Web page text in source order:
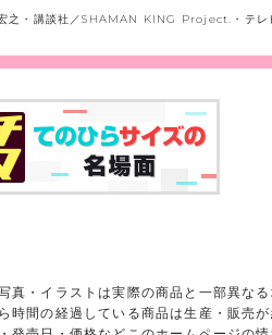
之・講談社／SHAMAN KING Project.・テレ
真・イラストは実際の商品と一部異な
時間の経過している商品は生産・販売